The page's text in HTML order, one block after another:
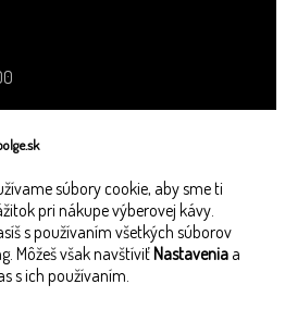
súbory cookie, aby sme ti
pri nákupe výberovej kávy.
s používaním všetkých súborov
Môžeš však navštíviťNastavenia a
s ich používaním.